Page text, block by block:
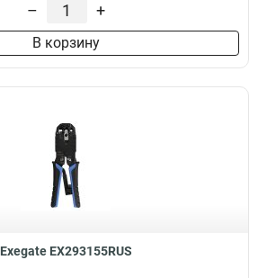
– +
В корзину
Exegate EX293155RUS